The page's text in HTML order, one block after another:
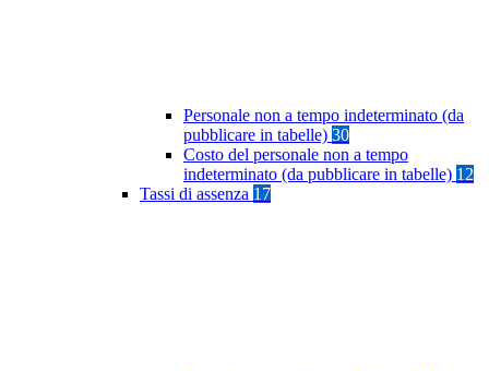
Personale non a tempo indeterminato (da
pubblicare in tabelle) 30
Costo del personale non a tempo
indeterminato (da pubblicare in tabelle) 12
Tassi di assenza 17